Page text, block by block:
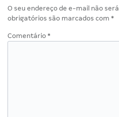
O seu endereço de e-mail não
obrigatórios são marcados com *
Comentário *